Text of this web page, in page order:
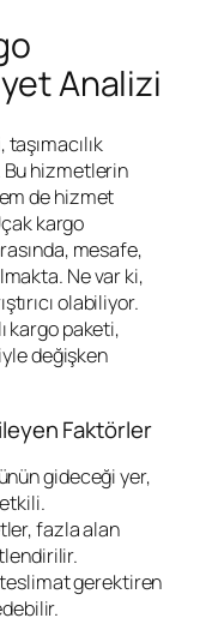
Analizi
Bu hizmetlerin
de hizmet
kargo
mesafe,
Ne var ki,
olabiliyor.
kargo paketi,
değişken
Faktörler
gideceği yer,
fazla alan
teslimat gerektiren